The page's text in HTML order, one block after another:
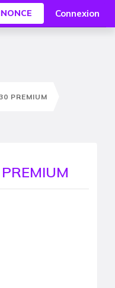
Connexion
PREMIUM